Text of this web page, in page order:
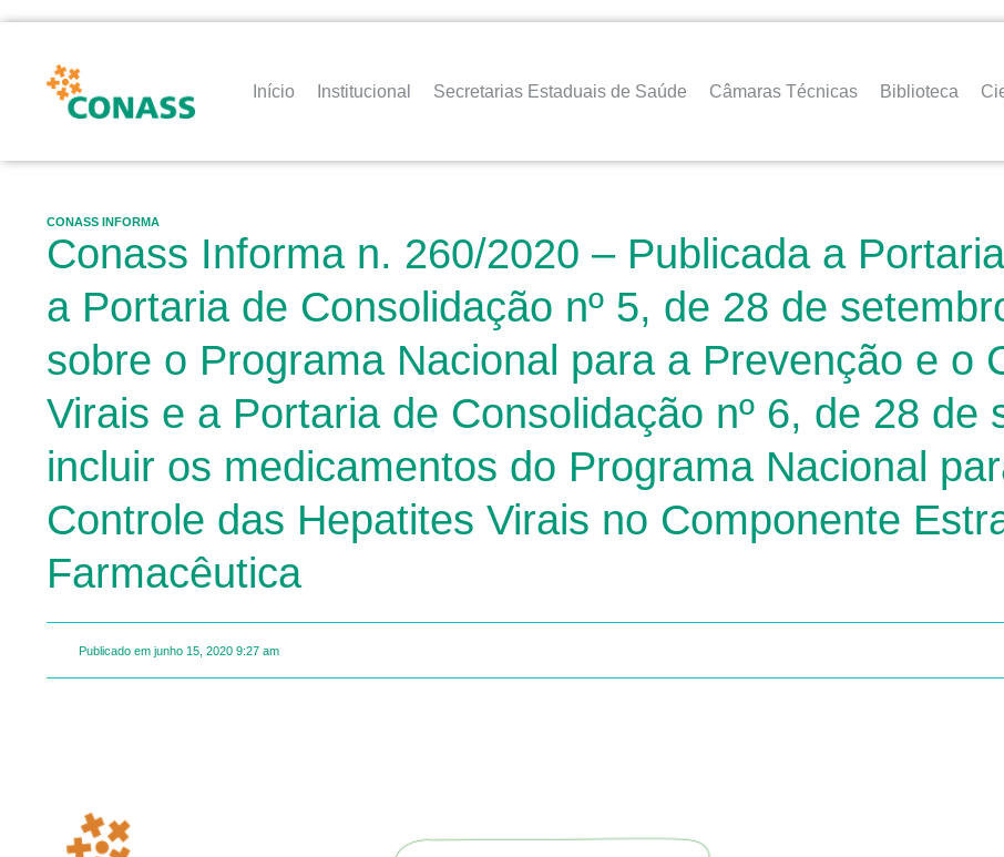
Início Institucional Secretarias Estaduais de Saúde Câmaras Técnicas Biblioteca
CONASS INFORMA
Conass Informa n. 260/2020 – Publicada a
a Portaria de Consolidação nº 5, de 28 de
sobre o Programa Nacional para a Prevenção e o
Virais e a Portaria de Consolidação nº 6, de 28 de
incluir os medicamentos do Programa Nacional
Controle das Hepatites Virais no Componente
Farmacêutica
Publicado em junho 15, 2020 9:27 am